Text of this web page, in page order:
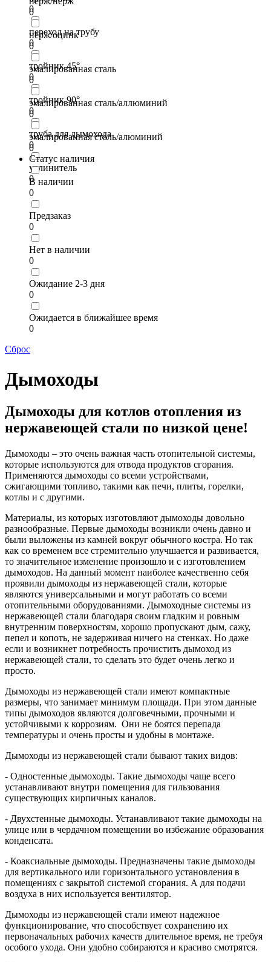
0
переход на трубу
0
тройник 45°
0
тройник 90°
0
труба для дымохода
0
удлинитель
0
0
нерж/оцинк
0
эмалированная сталь
0
эмалированная сталь/аллюминий
0
эмалированная сталь/алюминий
0
Статус наличия
В наличии
0
Предзаказ
0
Нет в наличии
0
Ожидание 2-3 дня
0
Ожидается в ближайшее время
0
Сброс
Дымоходы
Дымоходы для котлов отопления из
нержавеющей стали по низкой цене!
Дымоходы – это очень важная часть отопительной системы,
которые используются для отвода продуктов сгорания.
Применяются дымоходы со всеми устройствами,
сжигающими топливо, такими как печи, плиты, горелки,
котлы и с другими.
Материалы, из которых изготовляют дымоходы довольно
разнообразные. Первые дымоходы возникли очень давно и
были выложены из камней вокруг обычного костра. Но так
как со временем все стремительно улучшается и развивается,
то значительное изменение произошло и с изготовлением
дымоходов. На данный момент наиболее качественно себя
проявили дымоходы из нержавеющей стали, которые
являются универсальными и могут работать со всеми
отопительными оборудованиями. Дымоходные системы из
нержавеющей стали благодаря своим гладким и ровным
внутренним поверхностям, хорошо пропускают дым, сажу,
пепел и копоть, не задерживая ничего на стенках. Но даже
если и возникнет потребность прочистить дымоход из
нержавеющей стали, то сделать это будет очень легко и
просто.
Дымоходы из нержавеющей стали имеют компактные
размеры, что занимает минимум площади. При этом данные
типы дымоходов являются долговечными, прочными и
устойчивыми к коррозиям. Они не боятся перепада
температуры и очень просты и удобны в монтаже.
Дымоходы из нержавеющей стали бывают таких видов:
- Одностенные дымоходы. Такие дымоходы чаще всего
устанавливают внутри помещения для гильзования
существующих кирпичных каналов.
- Двухстенные дымоходы. Устанавливают такие дымоходы на
улице или в чердачном помещении во избежание образования
конденсата.
- Коаксиальные дымоходы. Предназначены такие дымоходы
для вертикального или горизонтального установления в
помещениях с закрытой системой сгорания. А для подачи
воздуха в них используется вентилятор.
Дымоходы из нержавеющей стали имеют надежное
функционирование, что способствует сохранению их
первоначальных рабочих качеств длительное время, не требуя
особого ухода. Они удобно собираются и красиво смотрятся.